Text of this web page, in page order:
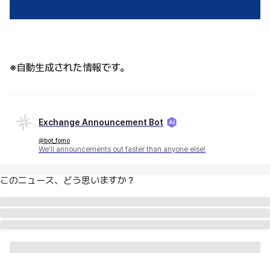
※自動生成された情報です。
Exchange Announcement Bot
@bot_fomo
We'll announcements out faster than anyone else!
このニュース、どう思いますか？